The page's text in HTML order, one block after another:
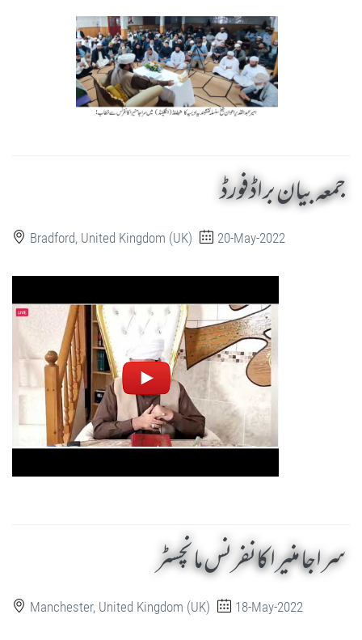
جمعہ بیان براڈفورڈ
Bradford, United Kingdom (UK) 20-May-2022
سراجا منیرا کانفرنس مانچسٹر
Manchester, United Kingdom (UK) 18-May-2022